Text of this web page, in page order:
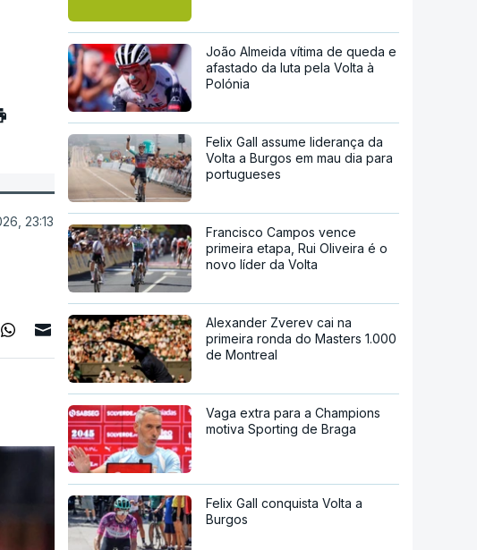
23:13
João Almeida vítima de queda e
afastado da luta pela Volta à
Polónia
Felix Gall assume liderança da
Volta a Burgos em mau dia para
portugueses
Francisco Campos vence
primeira etapa, Rui Oliveira é o
novo líder da Volta
Alexander Zverev cai na
primeira ronda do Masters 1.000
de Montreal
Vaga extra para a Champions
motiva Sporting de Braga
Felix Gall conquista Volta a
Burgos